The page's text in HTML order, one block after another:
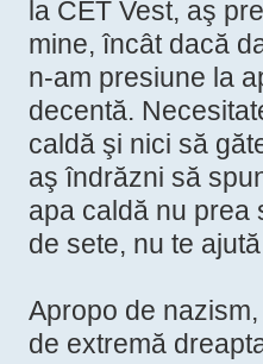
la CET Vest, aş
mine, încât dacă
n-am presiune la
decentă.
caldă şi nici să
aş îndrăzni să
apa caldă nu prea
de sete, nu te
Apropo de
de extremă